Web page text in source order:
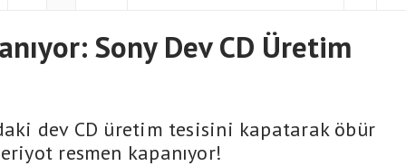
Sony Dev CD Üretim
dev CD üretim tesisini kapatarak öbür
resmen kapanıyor!